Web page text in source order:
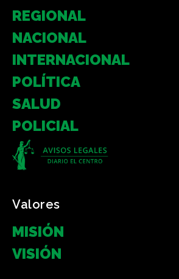
REGIONAL
NACIONAL
INTERNACIONAL
POLÍTICA
SALUD
POLICIAL
Valores
MISIÓN
VISIÓN